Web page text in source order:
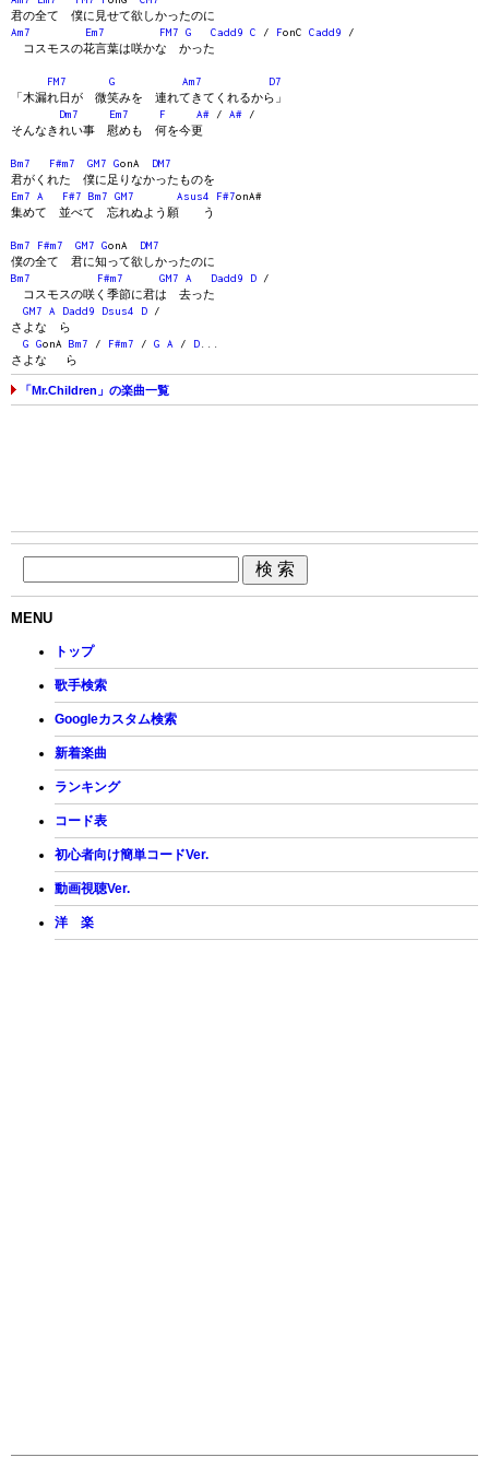
君の全て 僕に見せて欲しかったのに
Am7
Em7 FM7 G Cadd9 C / FonC Cadd9 /
コスモスの花言葉は咲かな かった
FM7 G Am7
D7
「木漏れ日が 微笑みを 連れてきてくれるから」
Dm7
Em7 F A# / A# /
そんなきれい事 慰めも 何を今更
Bm7 F#m7 GM7 GonA DM7
君がくれた 僕に足りなかったものを
Em7
A F#7 Bm7 GM7 Asus4 F#7onA#
集めて 並べて 忘れぬよう願 う
Bm7 F#m7 GM7 GonA DM7
僕の全て 君に知って欲しかったのに
Bm7
F#m7 GM7 A Dadd9 D /
コスモスの咲く季節に君は 去った
GM7
A Dadd9 Dsus4 D /
さよな ら
G
GonA Bm7 / F#m7 / G A / D
さよな ら
「Mr.Children」の楽曲一覧
MENU
トップ
歌手検索
Googleカスタム検索
新着楽曲
ランキング
コード表
初心者向け簡単コードVer.
動画視聴Ver.
洋 楽